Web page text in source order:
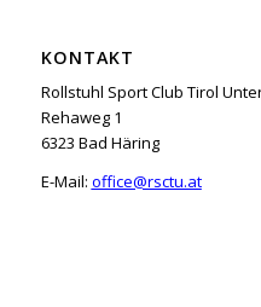
KONTAKT
Rollstuhl Sport Club Tirol
Rehaweg 1
6323 Bad Häring
E-Mail: office@rsctu.at